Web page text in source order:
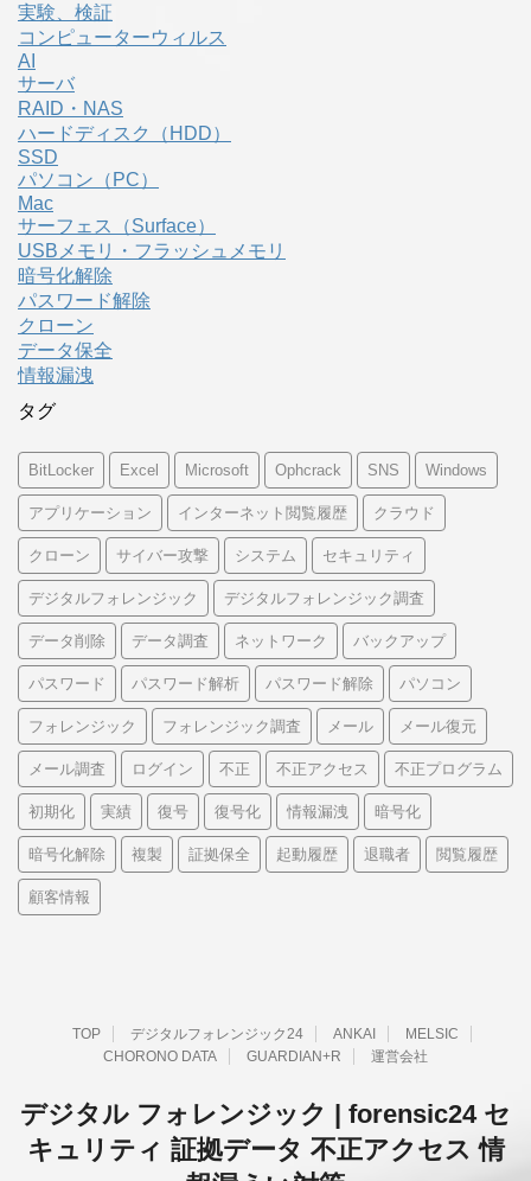
実験、検証
コンピューターウィルス
AI
サーバ
RAID・NAS
ハードディスク（HDD）
SSD
パソコン（PC）
Mac
サーフェス（Surface）
USBメモリ・フラッシュメモリ
暗号化解除
パスワード解除
クローン
データ保全
情報漏洩
タグ
BitLocker Excel Microsoft Ophcrack SNS Windows
アプリケーション インターネット閲覧履歴 クラウド
クローン サイバー攻撃 システム セキュリティ
デジタルフォレンジック デジタルフォレンジック調査
データ削除 データ調査 ネットワーク バックアップ
パスワード パスワード解析 パスワード解除 パソコン
フォレンジック フォレンジック調査 メール メール復元
メール調査 ログイン 不正 不正アクセス 不正プログラム
初期化 実績 復号 復号化 情報漏洩 暗号化
暗号化解除 複製 証拠保全 起動履歴 退職者 閲覧履歴
顧客情報
TOP デジタルフォレンジック24 ANKAI
MELSIC
CHORONO DATA
GUARDIAN+R 運営会社
デジタル フォレンジック | forensic24 セ
キュリティ 証拠データ 不正アクセス 情